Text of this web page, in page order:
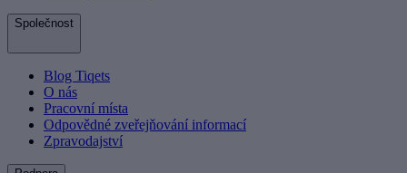
Společnost
Blog Tiqets
O nás
Pracovní místa
Odpovědné zveřejňování informací
Zpravodajství